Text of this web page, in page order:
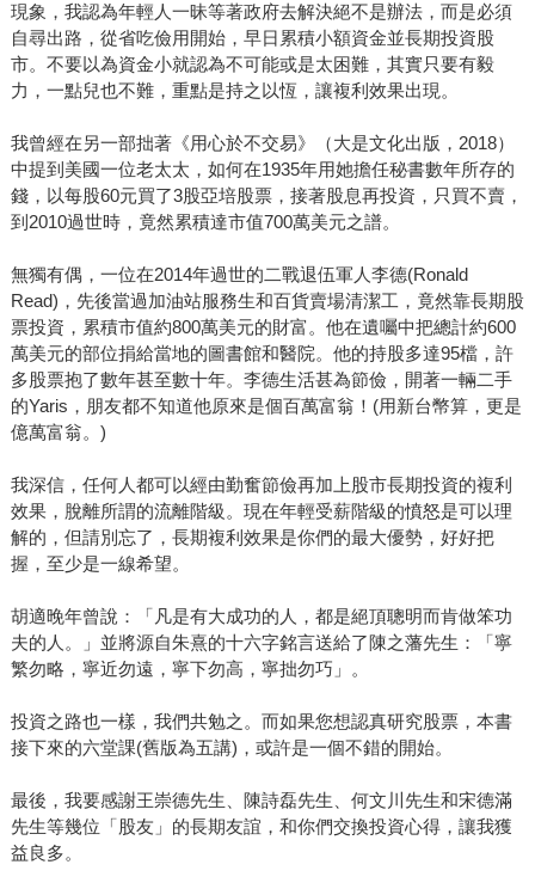
現象，我認為年輕人一昧等著政府去解決絕不是辦法，而是必須
自尋出路，從省吃儉用開始，早日累積小額資金並長期投資股
市。不要以為資金小就認為不可能或是太困難，其實只要有毅
力，一點兒也不難，重點是持之以恆，讓複利效果出現。
我曾經在另一部拙著《用心於不交易》（大是文化出版，2018）
中提到美國一位老太太，如何在1935年用她擔任秘書數年所存的
錢，以每股60元買了3股亞培股票，接著股息再投資，只買不賣，
到2010過世時，竟然累積達市值700萬美元之譜。
無獨有偶，一位在2014年過世的二戰退伍軍人李德(Ronald
Read)，先後當過加油站服務生和百貨賣場清潔工，竟然靠長期股
票投資，累積市值約800萬美元的財富。他在遺囑中把總計約600
萬美元的部位捐給當地的圖書館和醫院。他的持股多達95檔，許
多股票抱了數年甚至數十年。李德生活甚為節儉，開著一輛二手
的Yaris，朋友都不知道他原來是個百萬富翁！(用新台幣算，更是
億萬富翁。)
我深信，任何人都可以經由勤奮節儉再加上股市長期投資的複利
效果，脫離所謂的流離階級。現在年輕受薪階級的憤怒是可以理
解的，但請別忘了，長期複利效果是你們的最大優勢，好好把
握，至少是一線希望。
胡適晚年曾說：「凡是有大成功的人，都是絕頂聰明而肯做笨功
夫的人。」並將源自朱熹的十六字銘言送給了陳之藩先生：「寧
繁勿略，寧近勿遠，寧下勿高，寧拙勿巧」。
投資之路也一樣，我們共勉之。而如果您想認真研究股票，本書
接下來的六堂課(舊版為五講)，或許是一個不錯的開始。
最後，我要感謝王崇德先生、陳詩磊先生、何文川先生和宋德滿
先生等幾位「股友」的長期友誼，和你們交換投資心得，讓我獲
益良多。